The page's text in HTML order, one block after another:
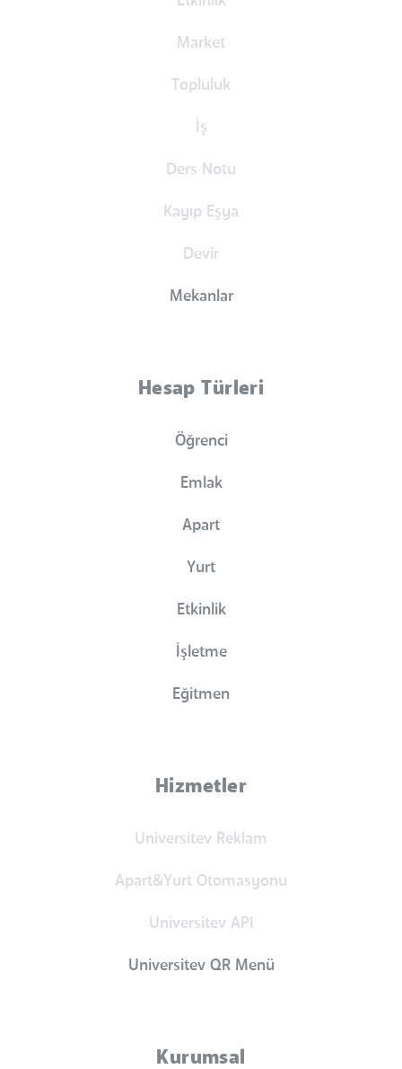
Market
Topluluk
İş
Ders Notu
Kayıp Eşya
Devir
Mekanlar
Hesap Türleri
Öğrenci
Emlak
Apart
Yurt
Etkinlik
İşletme
Eğitmen
Hizmetler
Universitev Reklam
Apart&Yurt Otomasyonu
Universitev API
Universitev QR Menü
Kurumsal